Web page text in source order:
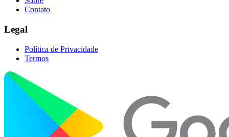
Contato
Legal
Política de Privacidade
Termos